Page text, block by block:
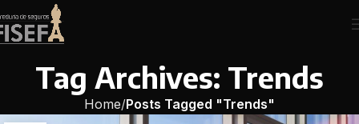
Tag Archives: Trends
Home Posts Tagged "Trends"